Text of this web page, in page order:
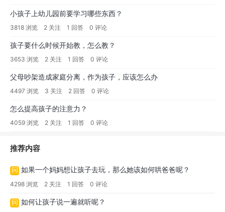
小孩子上幼儿园前要学习哪些东西？
3818 浏览 2 关注 1 回答 0 评论
孩子要什么时候开始教，怎么教？
3653 浏览 2 关注 1 回答 0 评论
父母吵架造成家庭分离，作为孩子，应该怎么办
4497 浏览 3 关注 2 回答 0 评论
怎么提高孩子的注意力？
4059 浏览 2 关注 1 回答 0 评论
推荐内容
问 如果一个妈妈想让孩子去玩，那么她该如何哄爸爸呢？
4298 浏览 2 关注 1 回答 0 评论
问 如何让孩子说一遍就听呢？